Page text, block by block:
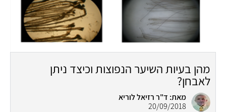
מהן בעיות השיער הנפוצות וכיצד ניתן
לאבחן?
מאת: ד"ר רזיאל לוריא
20/09/2018